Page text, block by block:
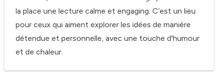
la place une lecture calme et engaging. C’est un lieu
pour ceux qui aiment explorer les idées de manière
détendue et personnelle, avec une touche d'humour
et de chaleur.